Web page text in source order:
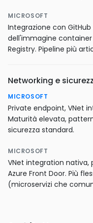
MICROSOFT
Integrazione con
dell'immagine
Registry. Pipeline più
Networking e
MICROSOFT
Private endpoint, VNet
Maturità elevata,
sicurezza standard.
MICROSOFT
VNet integration nativa,
Azure Front Door. Più
(microservizi che